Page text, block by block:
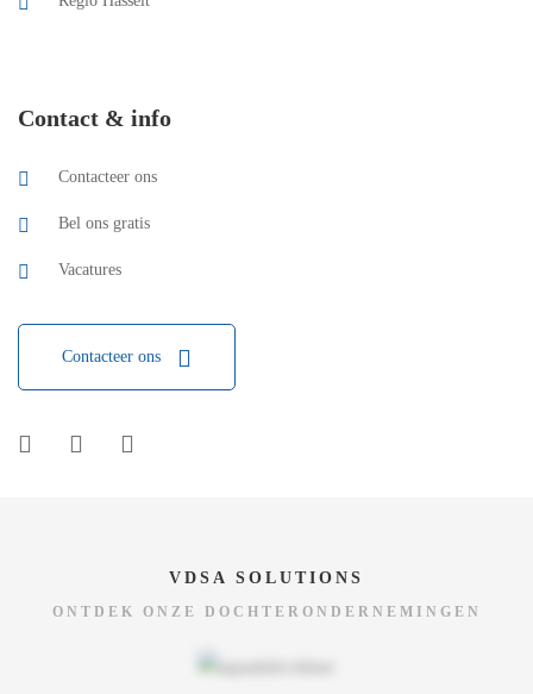
Contact & info
Contacteer ons
Bel ons gratis
Vacatures
Contacteer ons
VDSA SOLUTIONS
ONTDEK ONZE DOCHTERONDERNEMINGEN